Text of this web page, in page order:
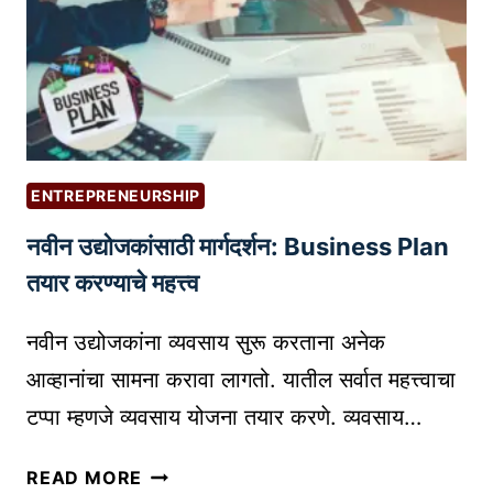
E
S
T
F
R
E
E
O
R
P
R
सु
रू
रा
:
स
र्वो
त्त
म
मो
त
ध
नां
वा
ENTREPRENEURSHIP
नवीन उद्योजकांसाठी मार्गदर्शन: Business Plan
तयार करण्याचे महत्त्व
नवीन उद्योजकांना व्यवसाय सुरू करताना अनेक
आव्हानांचा सामना करावा लागतो. यातील सर्वात महत्त्वाचा
टप्पा म्हणजे व्यवसाय योजना तयार करणे. व्यवसाय…
READ MORE न